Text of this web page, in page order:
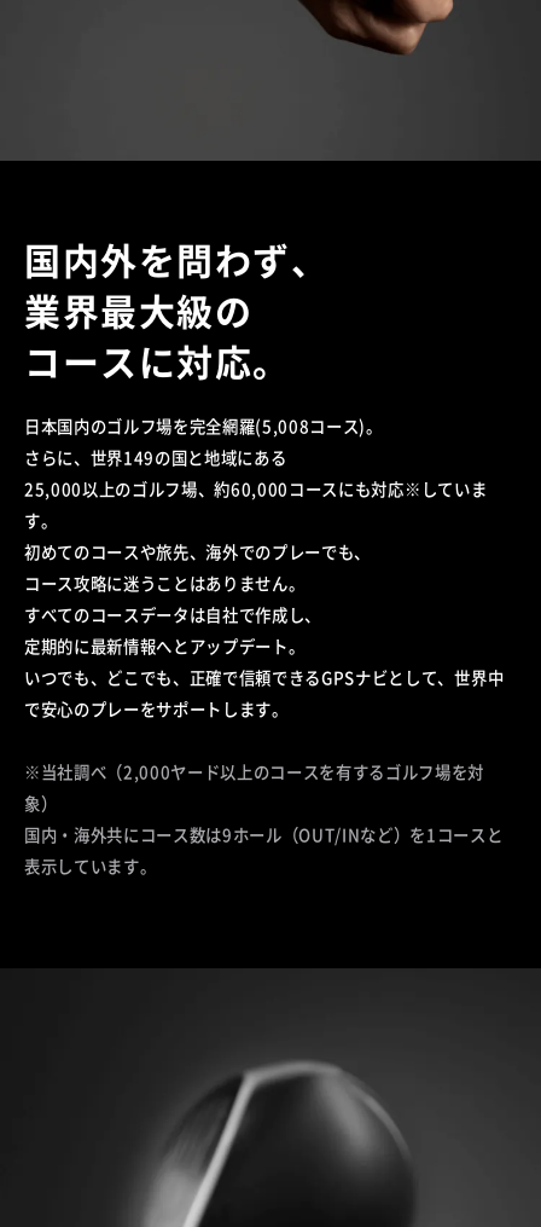
国内外を問わず、
業界最大級の
コースに対応。
日本国内のゴルフ場を完全網羅(5,008コース)。
さらに、世界149の国と地域にある
25,000以上のゴルフ場、約60,000コースにも対応※していま
す。
初めてのコースや旅先、海外でのプレーでも、
コース攻略に迷うことはありません。
すべてのコースデータは自社で作成し、
定期的に最新情報へとアップデート。
いつでも、どこでも、正確で信頼できるGPSナビとして、世界中
で安心のプレーをサポートします。
※当社調べ（2,000ヤード以上のコースを有するゴルフ場を対
象）
国内・海外共にコース数は9ホール（OUT/INなど）を1コースと
表示しています。